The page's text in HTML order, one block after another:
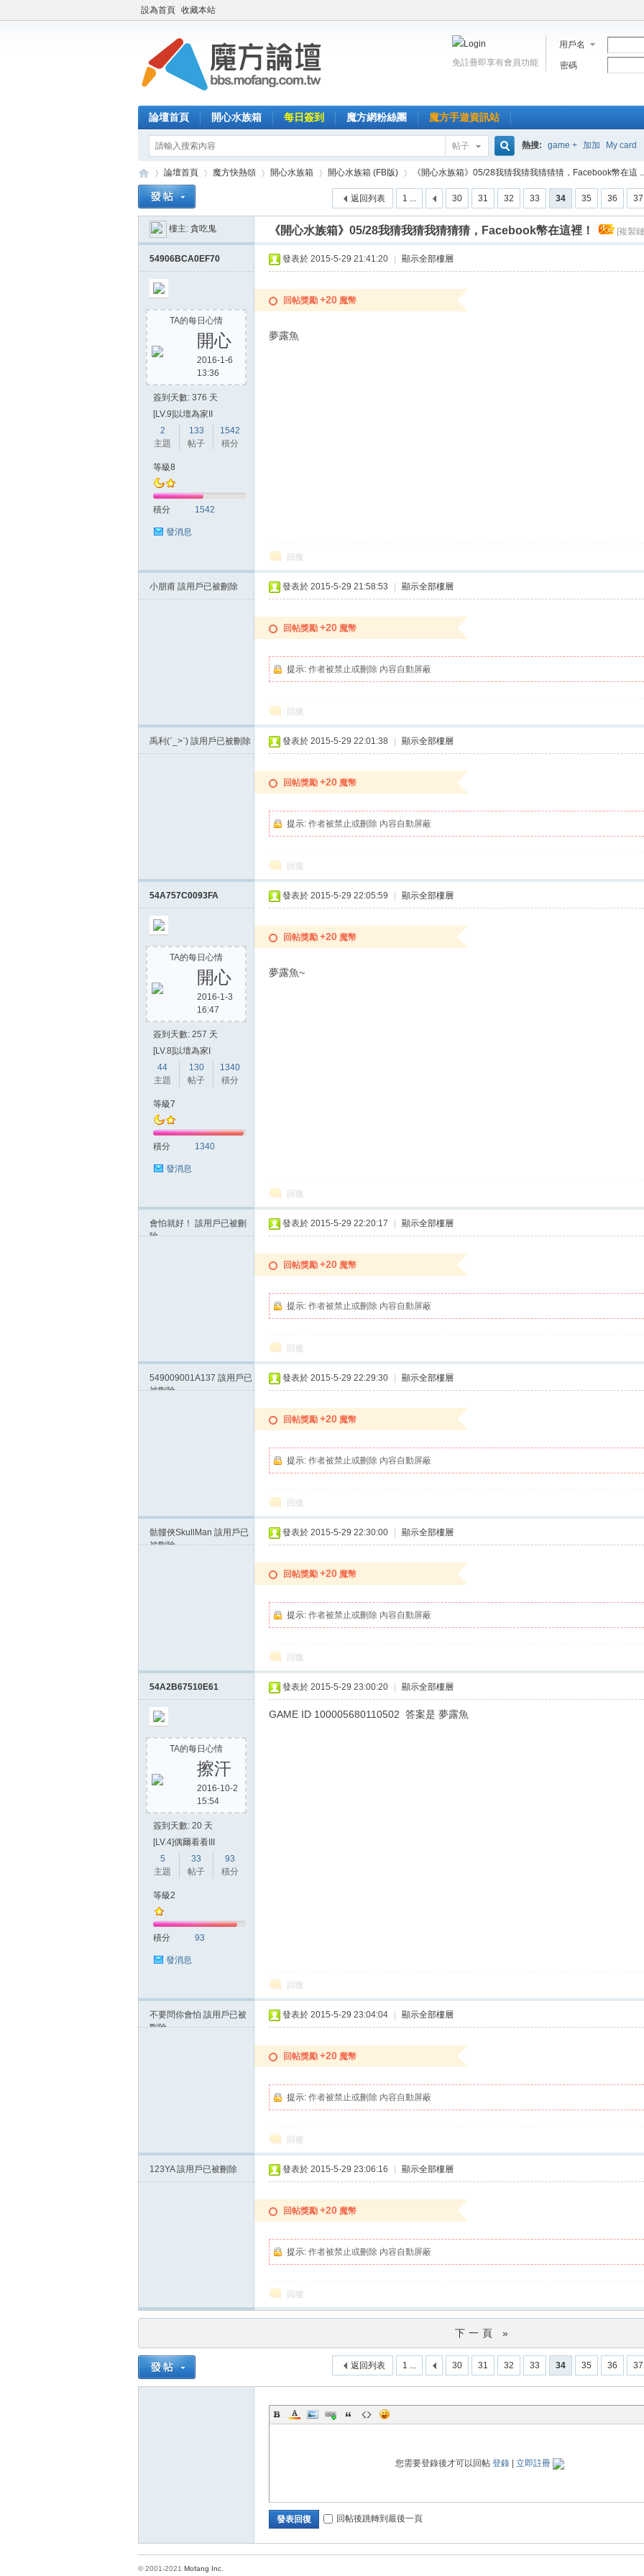
設為首頁 收藏本站
用戶名
密碼
免註冊即享有會員功能
論壇首頁 開心水族箱 每日簽到 魔方網粉絲團 魔方手遊資訊站
帖子
搜
索
熱搜: game + 加加 My card
方
»
論壇首頁
›
魔方快熱頌 開心水族箱
›
開心水族箱 (FB版)
›
《開心水族箱》05/28我猜我猜我猜猜猜，Facebook幣在這
1 ... 30 31 32 33 34 35 36 37
返回列表
樓主: 貪吃鬼 《開心水族箱》05/28我猜我猜我猜猜猜，Facebook幣在這裡！ [複製
54906BCA0EF70
TA的每日心情
開心
2016-1-6
13:36
簽到天數: 376 天
[LV.9]以壇為家II
2
主題
133
帖子
1542
積分
等級8
積分 1542
發消息
發表於 2015-5-29 21:41:20 顯示全部樓層
回帖獎勵 +20 魔幣
夢露魚
回復
小朋甫 該用戶已被刪除 發表於 2015-5-29 21:58:53 顯示全部樓層
回帖獎勵 +20 魔幣
提示: 作者被禁止或刪除 內容自動屏蔽
回復
禹利(ˊ_>ˋ) 該用戶已被刪除 發表於 2015-5-29 22:01:38 顯示全部樓層
回帖獎勵 +20 魔幣
提示: 作者被禁止或刪除 內容自動屏蔽
回復
54A757C0093FA
TA的每日心情
開心
2016-1-3
16:47
簽到天數: 257 天
[LV.8]以壇為家I
44
主題
130
帖子
1340
積分
等級7
積分 1340
發消息
發表於 2015-5-29 22:05:59 顯示全部樓層
回帖獎勵 +20 魔幣
夢露魚~
回復
會怕就好！ 該用戶已被刪
除
發表於 2015-5-29 22:20:17 顯示全部樓層
回帖獎勵 +20 魔幣
提示: 作者被禁止或刪除 內容自動屏蔽
回復
549009001A137 該用戶已
被刪除
發表於 2015-5-29 22:29:30 顯示全部樓層
回帖獎勵 +20 魔幣
提示: 作者被禁止或刪除 內容自動屏蔽
回復
骷髏俠SkullMan 該用戶已
被刪除
發表於 2015-5-29 22:30:00 顯示全部樓層
回帖獎勵 +20 魔幣
提示: 作者被禁止或刪除 內容自動屏蔽
回復
54A2B67510E61
TA的每日心情
擦汗
2016-10-2
15:54
簽到天數: 20 天
[LV.4]偶爾看看III
5
主題
33
帖子
93
積分
等級2
積分 93
發消息
發表於 2015-5-29 23:00:20 顯示全部樓層
GAME ID 100005680110502 答案是 夢露魚
回復
不要問你會怕 該用戶已被
刪除
發表於 2015-5-29 23:04:04 顯示全部樓層
回帖獎勵 +20 魔幣
提示: 作者被禁止或刪除 內容自動屏蔽
回復
123YA該用戶已被刪除 發表於 2015-5-29 23:06:16 顯示全部樓層
回帖獎勵 +20 魔幣
提示: 作者被禁止或刪除 內容自動屏蔽
回復
下一頁 »
1 ... 30 31 32 33 34 35 36 37
返回列表
您需要登錄後才可以回帖 登錄 立即註冊
發表回復 回帖後跳轉到最後一頁
© 2001-2021 Mofang Inc.